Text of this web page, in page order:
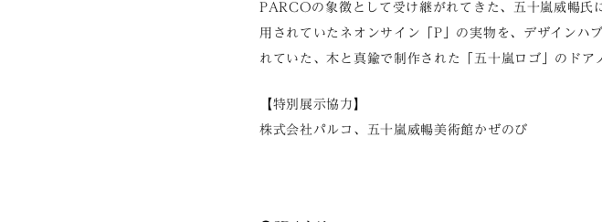
PARCOの象徴として受け継がれてきた、五十嵐威暢
用されていたネオンサイン「P」の実物を、デザインハ
れていた、木と真鍮で制作された「五十嵐ロゴ」のドア
【特別展示協力】
株式会社パルコ、五十嵐威暢美術館かぜのび